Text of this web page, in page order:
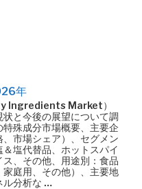
年
Ingredients Market）
と今後の展望について調
殊成分市場概要、主要企
市場シェア）、セグメン
塩代替品、ホットスパイ
、その他、用途別：食品
庭用、その他）、主要地
ル分析な …